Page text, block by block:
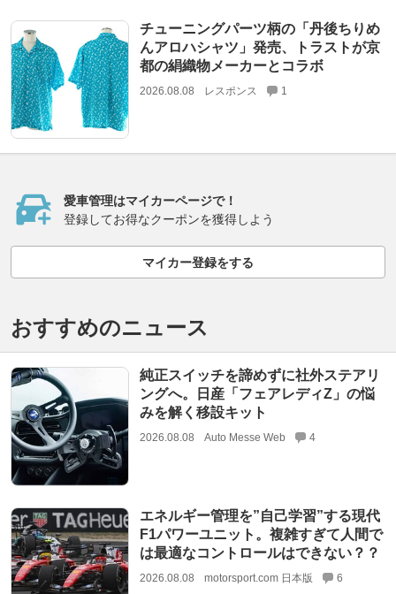
チューニングパーツ柄の「丹後ちりめ
んアロハシャツ」発売、トラストが京
都の絹織物メーカーとコラボ
2026.08.08 レスポンス 1
愛車管理はマイカーページで！
登録してお得なクーポンを獲得しよう
マイカー登録をする
おすすめのニュース
純正スイッチを諦めずに社外ステアリ
ングへ。日産「フェアレディZ」の悩
みを解く移設キット
2026.08.08 Auto Messe Web 4
エネルギー管理を”自己学習”する現代
F1パワーユニット。複雑すぎて人間で
は最適なコントロールはできない？？
2026.08.08 motorsport.com 日本版 6